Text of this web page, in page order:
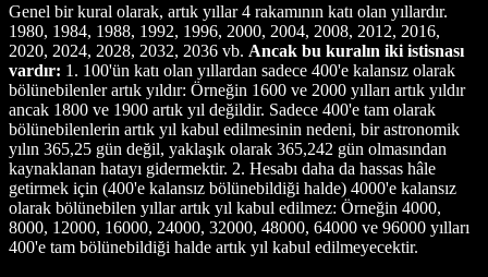
Genel bir kural olarak, artık yıllar 4 rakamının katı olan yıllardır.
1980, 1984, 1988, 1992, 1996, 2000, 2004, 2008, 2012, 2016,
2020, 2024, 2028, 2032, 2036 vb. Ancak bu kuralın iki istisnası
vardır: 1. 100'ün katı olan yıllardan sadece 400'e kalansız olarak
bölünebilenler artık yıldır: Örneğin 1600 ve 2000 yılları artık yıldır
ancak 1800 ve 1900 artık yıl değildir. Sadece 400'e tam olarak
bölünebilenlerin artık yıl kabul edilmesinin nedeni, bir astronomik
yılın 365,25 gün değil, yaklaşık olarak 365,242 gün olmasından
kaynaklanan hatayı gidermektir. 2. Hesabı daha da hassas hâle
getirmek için (400'e kalansız bölünebildiği halde) 4000'e kalansız
olarak bölünebilen yıllar artık yıl kabul edilmez: Örneğin 4000,
8000, 12000, 16000, 24000, 32000, 48000, 64000 ve 96000 yılları
400'e tam bölünebildiği halde artık yıl kabul edilmeyecektir.